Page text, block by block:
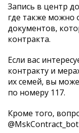
Запись в центр
где также можно
документов,
контракта.
Если вас
контракту и
их семей, вы
по номеру 117.
Кроме того,